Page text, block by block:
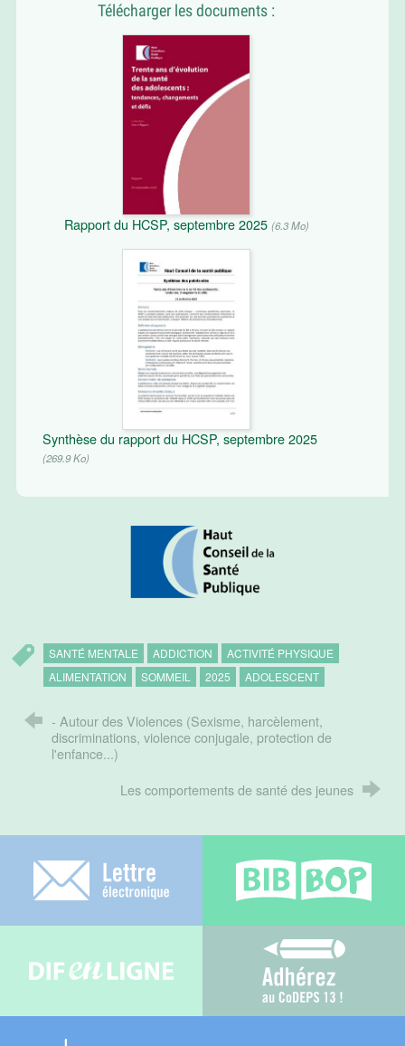
Télécharger les documents :
Rapport du HCSP, septembre 2025 (6.3 Mo)
Synthèse du rapport du HCSP, septembre 2025
(269.9 Ko)
SANTÉ MENTALE ADDICTION
ACTIVITÉ PHYSIQUE
ALIMENTATION
SOMMEIL 2025 ADOLESCENT
- Autour des Violences (Sexisme, harcèlement,
discriminations, violence conjugale, protection de
l'enfance...)
Les comportements de santé des jeunes
Adhérez au